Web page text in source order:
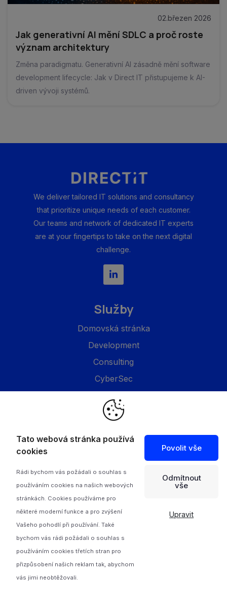
02.březen 2026
Jak generativní AI mění SDLC a proč roste
význam architektury
Změna paradigmatu. Generativní AI zásadně mění software
development lifecycle: Jak v Direct IT přistupujeme k AI-
driven vývoji systémů.
We deliver tailored IT solutions and consultancy
that prioritize unique needs of each customer.
Our teams and network of dedicated IT experts
are at your fingertips to take on the next digital
challenge.
Služby
Domovská stránka
Development
Consulting
CyberSec
Společnost
Kontakty
Zásady ochrany osobních údajů
© Copyrights 2026 Direct IT Všechna práva vyhrazena
Tato webová stránka používá
cookies
Rádi bychom vás požádali o souhlas s
používáním cookies na našich webových
stránkách. Cookies používáme pro
některé moderní funkce a pro zvýšení
Vašeho pohodlí při používání. Také
bychom vás rádi požádali o souhlas s
používáním cookies třetích stran pro
přizpůsobení našich reklam tak, abychom
vás jimi neobtěžovali.
Povolit vše
Odmítnout
vše
Upravit